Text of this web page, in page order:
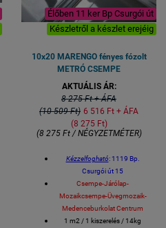
Élőben 11 ker Bp Csurgói út
Készletről a készlet erejéig
10x20 MARENGO fényes fózolt
METRÓ CSEMPE
AKTUÁLIS ÁR:
8 275 Ft + ÁFA
(10 509 Ft) 6 516 Ft + ÁFA
(8 275 Ft)
(8 275 Ft / NÉGYZETMÉTER)
Kézzelfogható: 1119 Bp.
Csurgói út 15
Csempe-Járólap-
Mozaikcsempe-Üvegmozaik-
Medenceburkolat Centrum
1 m2 / 1 kiszerelés / 14kg